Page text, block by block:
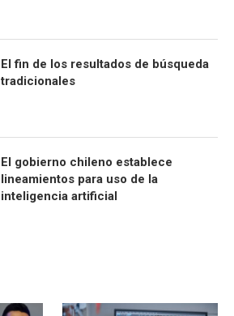
El fin de los resultados de búsqueda
tradicionales
El gobierno chileno establece
lineamientos para uso de la
inteligencia artificial